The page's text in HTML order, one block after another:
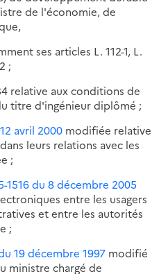
de l'économie, de
ses articles L. 112-1, L.
;
relative aux conditions de
titre d'ingénieur diplômé ;
avril 2000 modifiée relative
leurs relations avec les
;
1516 du 8 décembre 2005
entre les usagers
et entre les autorités
;
19 décembre 1997 modifié
ministre chargé de